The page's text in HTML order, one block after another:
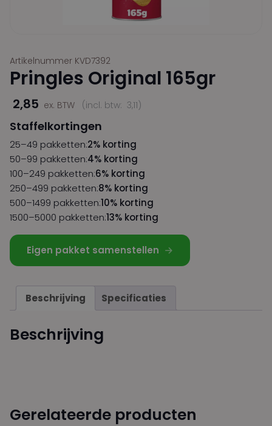
Artikelnummer KVD7392
Pringles Original 165gr
2,85 ex. BTW (incl. btw: 3,11)
Staffelkortingen
25–49 pakketten:2% korting
50–99 pakketten:4% korting
100–249 pakketten:6% korting
250–499 pakketten:8% korting
500–1499 pakketten:10% korting
1500–5000 pakketten:13% korting
Eigen pakket samenstellen
Beschrijving Specificaties
Beschrijving
Gerelateerde producten